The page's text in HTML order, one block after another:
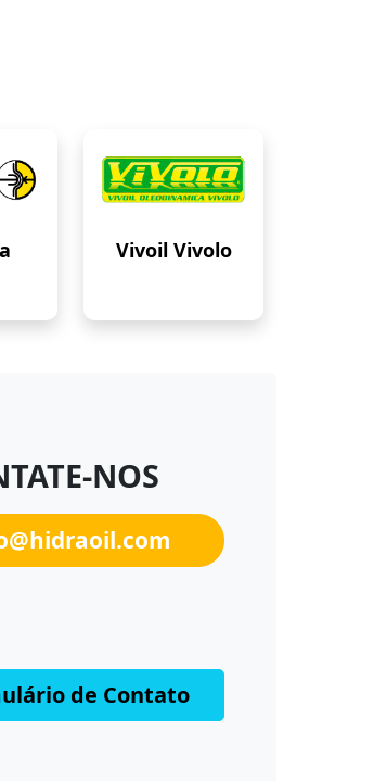
Vivoil Vivolo
NOS
de Contato